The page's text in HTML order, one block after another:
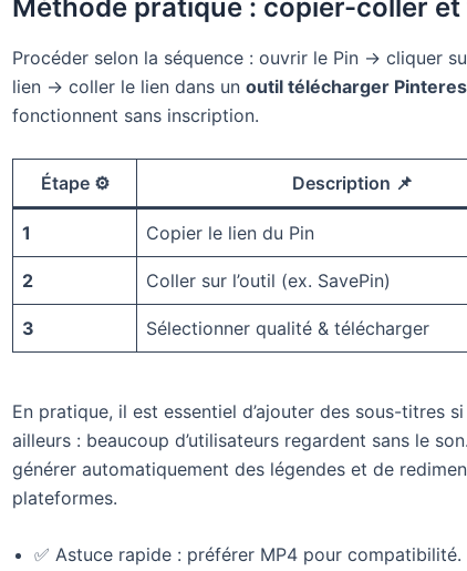
Méthode pratique : copier-coller
Procéder selon la séquence : ouvrir le Pin → cliquer
lien → coller le lien dans un outil télécharger
fonctionnent sans inscription.
Étape ⚙️ Description 📌
1 Copier le lien du Pin
2 Coller sur l’outil (ex. SavePin)
3 Sélectionner qualité & télécharger
En pratique, il est essentiel d’ajouter des sous-titres
ailleurs : beaucoup d’utilisateurs regardent sans le
générer automatiquement des légendes et de
plateformes.
✅ Astuce rapide : préférer MP4 pour compatibilité.